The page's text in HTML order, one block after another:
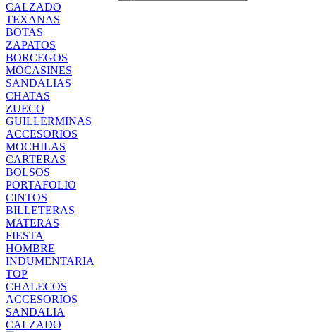
CALZADO
TEXANAS
BOTAS
ZAPATOS
BORCEGOS
MOCASINES
SANDALIAS
CHATAS
ZUECO
GUILLERMINAS
ACCESORIOS
MOCHILAS
CARTERAS
BOLSOS
PORTAFOLIO
CINTOS
BILLETERAS
MATERAS
FIESTA
HOMBRE
INDUMENTARIA
TOP
CHALECOS
ACCESORIOS
SANDALIA
CALZADO